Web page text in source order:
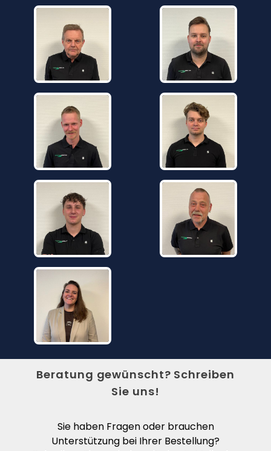
Beratung gewünscht? Schreiben
Sie uns!
Sie haben Fragen oder brauchen
Unterstützung bei Ihrer Bestellung?